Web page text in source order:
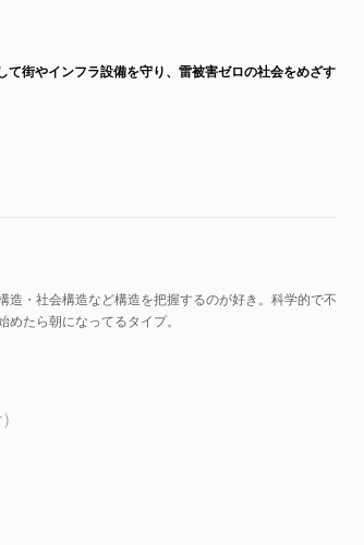
街やインフラ設備を守り、雷被害ゼロの社会をめざす
・社会構造など構造を把握するのが好き。科学的で不
たら朝になってるタイプ。